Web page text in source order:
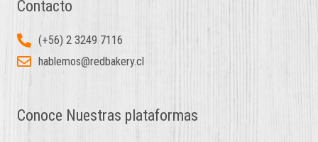
Contacto
(+56) 2 3249 7116
hablemos@redbakery.cl
Conoce Nuestras plataformas